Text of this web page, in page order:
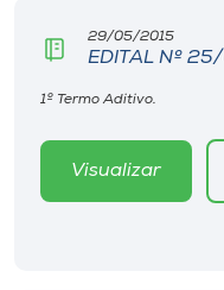
29/05/2015
EDITAL Nº
1º Termo Aditivo.
Visualizar